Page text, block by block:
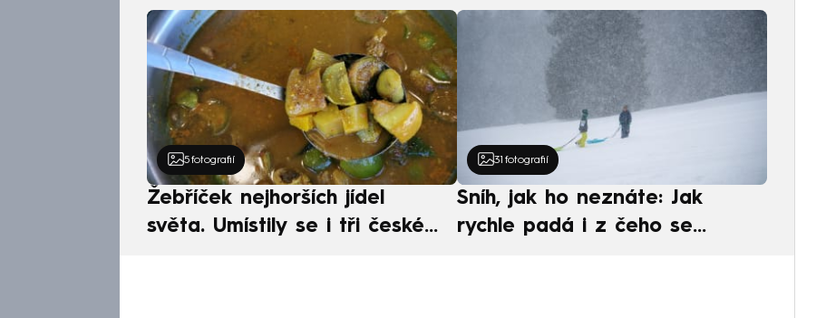
5 fotografií
Žebříček nejhorších jídel
světa. Umístily se i tři české
31 fotografií
Sníh, jak ho neznáte: Jak
rychle padá i z čeho se